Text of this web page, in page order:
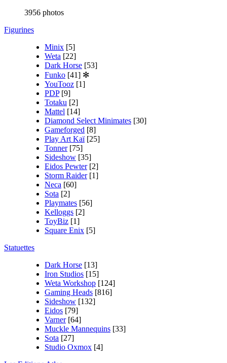
3956 photos
Figurines
Minix [5]
Weta [22]
Dark Horse [53]
Funko [41] ✻
YouTooz [1]
PDP [9]
Totaku [2]
Mattel [14]
Diamond Select Minimates [30]
Gameforged [8]
Play Art Kaï [25]
Tonner [75]
Sideshow [35]
Eidos Pewter [2]
Storm Raider [1]
Neca [60]
Sota [2]
Playmates [56]
Kelloggs [2]
ToyBiz [1]
Square Enix [5]
Statuettes
Dark Horse [13]
Iron Studios [15]
Weta Workshop [124]
Gaming Heads [816]
Sideshow [132]
Eidos [79]
Varner [64]
Muckle Mannequins [33]
Sota [27]
Studio Oxmox [4]